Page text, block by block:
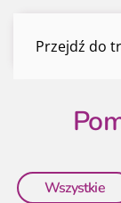
Przejdź do
Wszystkie